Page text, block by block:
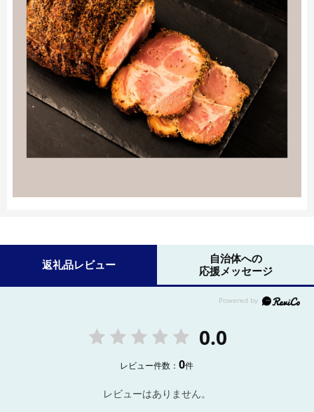
返礼品レビュー
自治体への
応援メッセージ
0.0
レビュー件数：0件
レビューはありません。